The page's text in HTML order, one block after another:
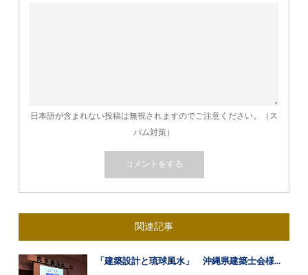
日本語が含まれない投稿は無視されますのでご注意ください。（ス
パム対策）
関連記事
「建築設計と琉球風水」 沖縄県建築士会様...